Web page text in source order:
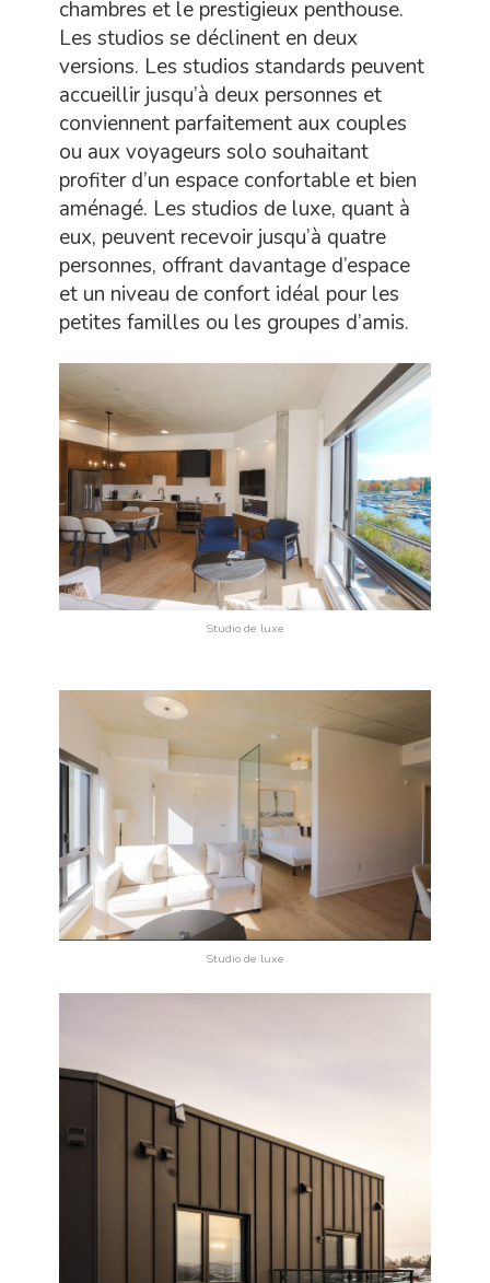
chambres et le prestigieux penthouse.
Les studios se déclinent en deux
versions. Les studios standards peuvent
accueillir jusqu’à deux personnes et
conviennent parfaitement aux couples
ou aux voyageurs solo souhaitant
profiter d’un espace confortable et bien
aménagé. Les studios de luxe, quant à
eux, peuvent recevoir jusqu’à quatre
personnes, offrant davantage d’espace
et un niveau de confort idéal pour les
petites familles ou les groupes d’amis.
Studio de luxe
Studio de luxe